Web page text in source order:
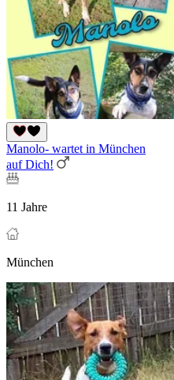
Manolo- wartet in München
auf Dich!
11 Jahre
München